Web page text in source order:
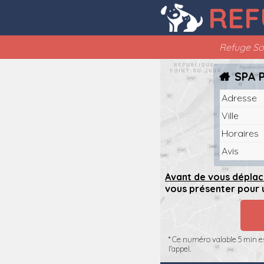
Refuge
SPA
Adresse
Ville
Horaires
Avis
Avant de vous
vous présenter pour
* Ce numéro valable 5 min
l'appel.